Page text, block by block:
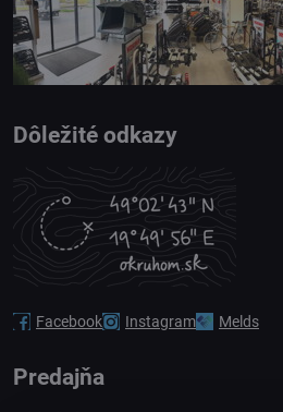
Dôležité odkazy
Facebook Instagram Melds
Predajňa